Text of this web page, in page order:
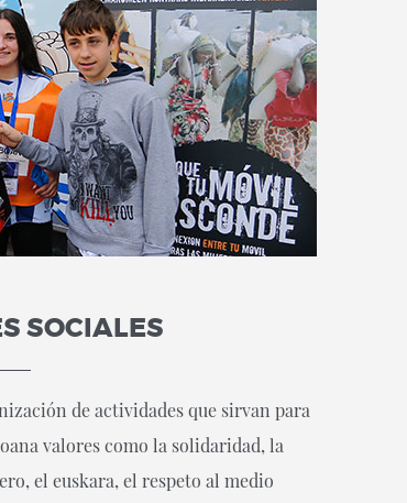
SOCIALES
de actividades que sirvan para
valores como la solidaridad, la
el euskara, el respeto al medio